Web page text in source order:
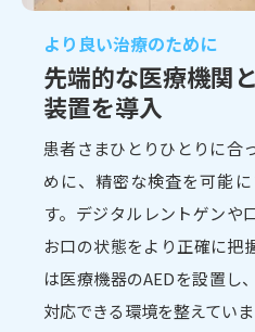
より良い治療のために
先端的な医療機関
装置を導入
患者さまひとりひとりに合
めに、精密な検査を可能
す。デジタルレントゲンや
お口の状態をより正確に把
は医療機器のAEDを設置し
対応できる環境を整えていま